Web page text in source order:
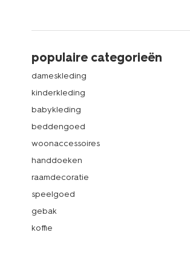
populaire categorieën
dameskleding
kinderkleding
babykleding
beddengoed
woonaccessoires
handdoeken
raamdecoratie
speelgoed
gebak
koffie